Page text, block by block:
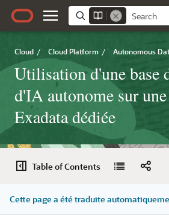
Cloud / Cloud Platform / Autonomous
Utilisation d'une base
d'IA autonome sur
Exadata dédiée
Table of Contents
Cette page a été traduite